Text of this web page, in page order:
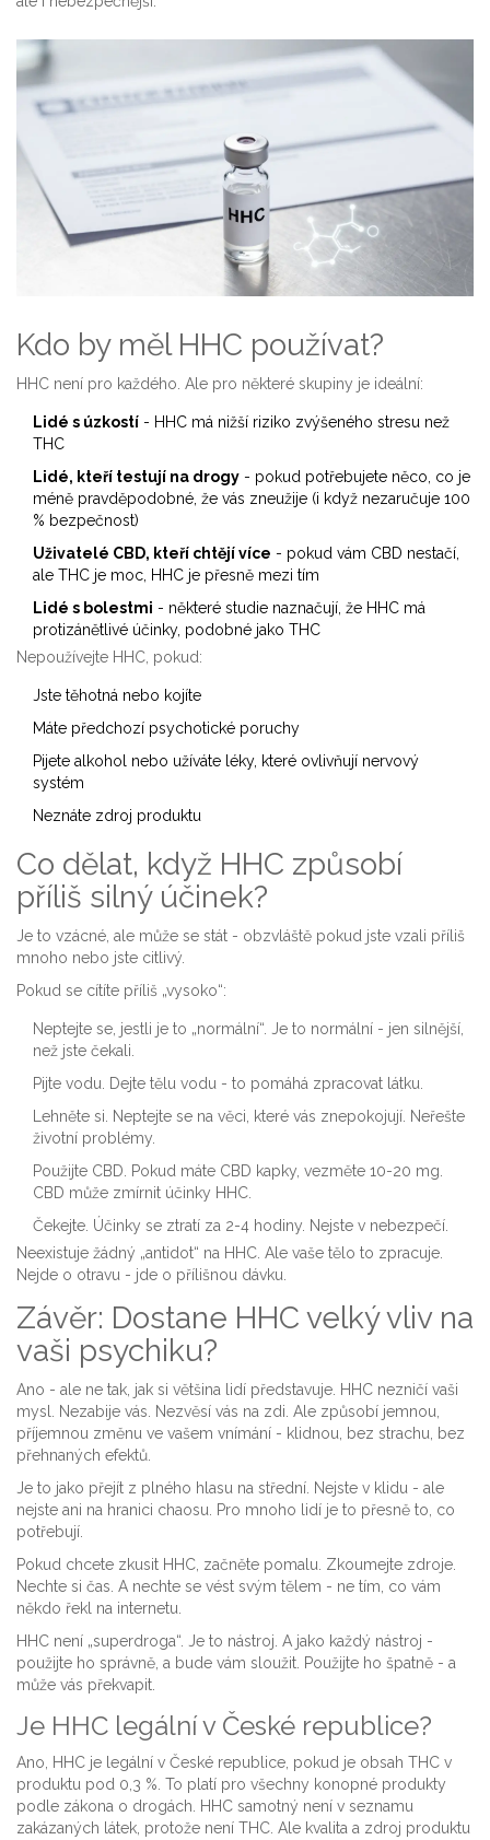
Kdo by měl HHC používat?
HHC není pro každého. Ale pro některé skupiny je ideální:
Lidé s úzkostí - HHC má nižší riziko zvýšeného stresu než
THC
Lidé, kteří testují na drogy - pokud potřebujete něco, co je
méně pravděpodobné, že vás zneužije (i když nezaručuje 100
% bezpečnost)
Uživatelé CBD, kteří chtějí více - pokud vám CBD nestačí,
ale THC je moc, HHC je přesně mezi tím
Lidé s bolestmi - některé studie naznačují, že HHC má
protizánětlivé účinky, podobné jako THC
Nepoužívejte HHC, pokud:
Jste těhotná nebo kojíte
Máte předchozí psychotické poruchy
Pijete alkohol nebo užíváte léky, které ovlivňují nervový
systém
Neznáte zdroj produktu
Co dělat, když HHC způsobí
příliš silný účinek?
Je to vzácné, ale může se stát - obzvláště pokud jste vzali příliš
mnoho nebo jste citlivý.
Pokud se cítíte příliš „vysoko“:
Neptejte se, jestli je to „normální“. Je to normální - jen silnější,
než jste čekali.
Pijte vodu. Dejte tělu vodu - to pomáhá zpracovat látku.
Lehněte si. Neptejte se na věci, které vás znepokojují. Neřešte
životní problémy.
Použijte CBD. Pokud máte CBD kapky, vezměte 10-20 mg.
CBD může zmírnit účinky HHC.
Čekejte. Účinky se ztratí za 2-4 hodiny. Nejste v nebezpečí.
Neexistuje žádný „antidot“ na HHC. Ale vaše tělo to zpracuje.
Nejde o otravu - jde o přílišnou dávku.
Závěr: Dostane HHC velký vliv na
vaši psychiku?
Ano - ale ne tak, jak si většina lidí představuje. HHC nezničí vaši
mysl. Nezabije vás. Nezvěsí vás na zdi. Ale způsobí jemnou,
příjemnou změnu ve vašem vnímání - klidnou, bez strachu, bez
přehnaných efektů.
Je to jako přejít z plného hlasu na střední. Nejste v klidu - ale
nejste ani na hranici chaosu. Pro mnoho lidí je to přesně to, co
potřebují.
Pokud chcete zkusit HHC, začněte pomalu. Zkoumejte zdroje.
Nechte si čas. A nechte se vést svým tělem - ne tím, co vám
někdo řekl na internetu.
HHC není „superdroga“. Je to nástroj. A jako každý nástroj -
použijte ho správně, a bude vám sloužit. Použijte ho špatně - a
může vás překvapit.
Je HHC legální v České republice?
Ano, HHC je legální v České republice, pokud je obsah THC v
produktu pod 0,3 %. To platí pro všechny konopné produkty
podle zákona o drogách. HHC samotný není v seznamu
zakázaných látek, protože není THC. Ale kvalita a zdroj produktu